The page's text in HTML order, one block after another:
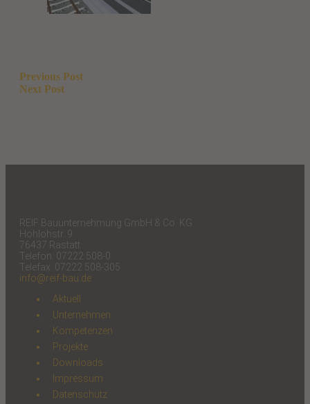
Beitragsnavigation
Previous Post
Next Post
REIF Bauunternehmung GmbH & Co. KG
Hohlohstr. 9
76437 Rastatt
Telefon: 07222 508-0
Telefax: 07222 508-305
info@reif-bau.de
Aktuell
Unternehmen
Kompetenzen
Projekte
Downloads
Impressum
Datenschutz